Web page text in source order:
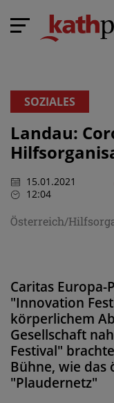
SOZIALES
Landau:
15.01.2021
12:04
Österreich/
Caritas
"Innovation
körperlichem
Gesellschaft
Festival"
Bühne, wie das
"Plaudernetz"